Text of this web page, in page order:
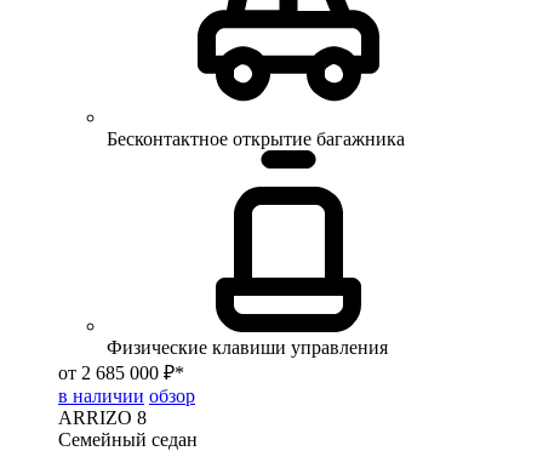
Бесконтактное открытие багажника
Физические клавиши управления
от 2 685 000 ₽*
в наличии обзор
ARRIZO 8
Семейный седан